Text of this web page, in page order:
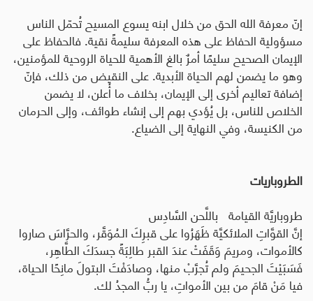
إنّ معرفة الله الحق من خلال ابنه يسوع المسيح تُحمّل الناس
مسؤولية الحفاظ على هذه المعرفة سليمةً نقية. فالحفاظ على
الإيمان الصحيح سليمًا أمرٌ بالغ الأهمية للحياة الروحية للمؤمنين،
وهو ما يضمن لهم الحياة الأبدية. على النقيض من ذلك، فإنّ
إضافة تعاليم أخرى إلى الإيمان، بخلاف ما أُعلن، لا يضمن
الخلاص للناس، بل يُؤدي بهم إلى إنشاء طوائف، وإلى الحرمان
من الكنيسة، وفي النهاية إلى الضياع.
الطروباريات
طروباريَّة القيامة باللَّحن السَّادِس
إنَّ القوَّاتِ الملائكيَّة ظَهَرُوا على قبرِكَ الـمُوَقَّر، والحرَّاسَ صاروا
كالأموات، ومريمَ وَقَفَتْ عندَ القبر طالِبَةً جسدَكَ الطَّاهِر،
فَسَبَيْتَ الجحيمَ ولم تُجرَّبْ منها، وصادَفْتَ البتولَ مانِحًا الحياة،
فيا مَنْ قامَ من بين الأمواتِ، يا ربُّ المجدُ لك.